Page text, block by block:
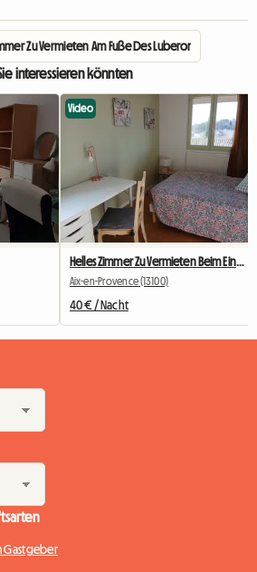
Zu Vermieten Am Fuße Des Luberon
interessieren könnten
Video
Helles Zimmer Zu Vermieten Beim Einwohner
Aix-en-Provence (13100)
40 € / Nacht
Gastgeber